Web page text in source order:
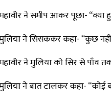
ने समीप आकर पूछा- “क्या
ने सिसककर कहा- “कुछ
ने मुलिया को सिर से पाँव
ने बात टालकर कहा- “कोई